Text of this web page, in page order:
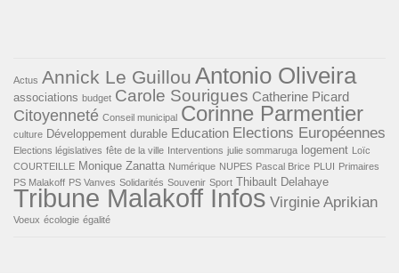
Actus Annick Le Guillou Antonio Oliveira
associations budget Carole Sourigues Catherine Picard
Citoyenneté Conseil municipal Corinne Parmentier
culture Développement durable Education Elections Européennes
Elections législatives fête de la ville Interventions julie sommaruga logement Loïc
COURTEILLE Monique Zanatta Numérique NUPES Pascal Brice PLUI
Primaires
PS Malakoff PS Vanves Solidarités Souvenir Sport Thibault Delahaye
Tribune Malakoff Infos Virginie Aprikian
Voeux écologie égalité